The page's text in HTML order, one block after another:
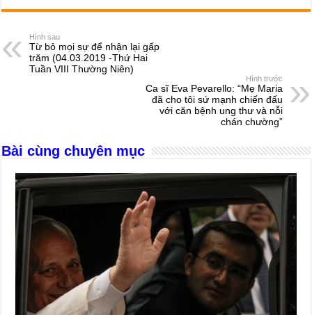
c
e
b
o
ss
n
g
at
s
A
p
e
a
d
s
er ail ar
Hình sau
Từ bỏ mọi sự để nhận lại gấp
trăm (04.03.2019 -Thứ Hai
Tuần VIII Thường Niên)
Hình trước
Ca sĩ Eva Pevarello: “Mẹ Maria
đã cho tôi sứ mạnh chiến đấu
với căn bệnh ung thư và nỗi
chán chường”
Bài cùng chuyên mục